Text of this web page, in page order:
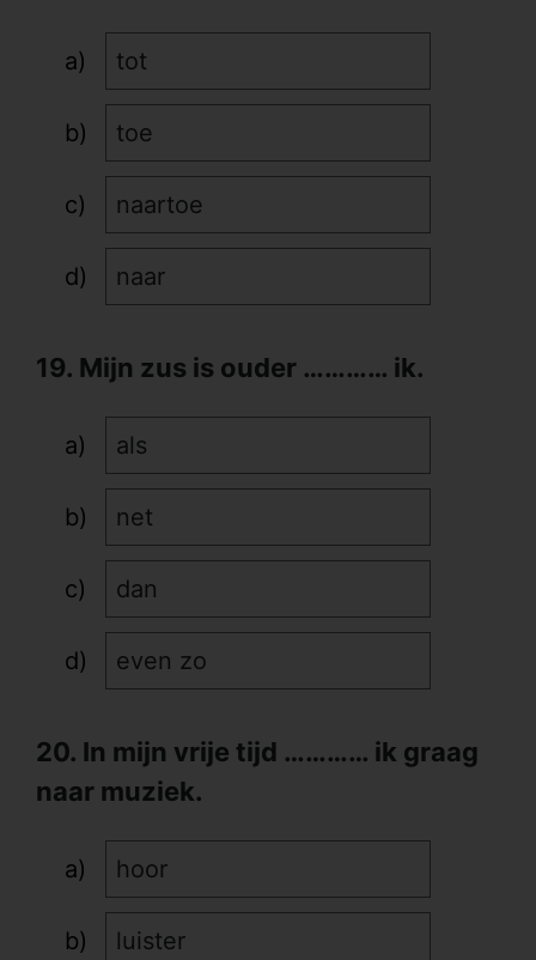
tot
toe
naartoe
naar
19. Mijn zus is ouder ………… ik.
als
net
dan
even zo
20. In mijn vrije tijd ………… ik graag
naar muziek.
hoor
luister